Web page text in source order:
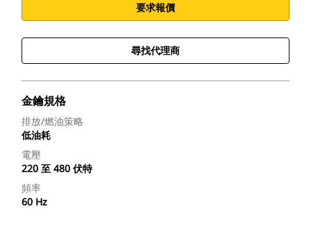
要求報價
尋找代理商
金鑰規格
排放/燃油策略
低油耗
電壓
220 至 480 伏特
頻率
60 Hz